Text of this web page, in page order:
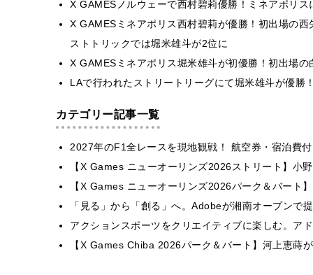
X GAMESノルウェーで西村碧莉優勝！ミネアポリス
X GAMESミネアポリス西村碧莉が優勝！初出場の
ストトリックでは堀米雄斗が2位に
X GAMESミネアポリス堀米雄斗が初優勝！初出場の
LAで行われたストリートリーグにて堀米雄斗が優勝
カテゴリー記事一覧
2027年のF1全レースを現地観戦！ 航空券・宿泊費
【X Games ニューオーリンズ2026ストリート】小
【X Games ニューオーリンズ2026パーク＆バート
「見る」から「創る」へ。Adobeが湘南オープンで
アクションスポーツをクリエイティブに楽しむ。ア
【X Games Chiba 2026パーク＆バート】河上恵蒔